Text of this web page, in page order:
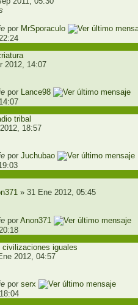
por MrSporaculo
2012, 14:07
por
Lance98
tribal
18:57
porJuchubao
» 31 Ene 2012, 05:45
porAnon371
civilizaciones iguales
2012, 04:57
porserx